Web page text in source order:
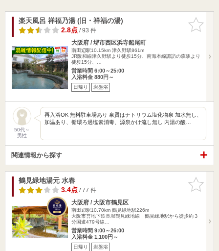
お気に入
りに追加
楽天風呂 祥福乃湯 (旧・祥福の湯)
2.8点/ 93 件
大阪府 / 堺市西区浜寺船尾町
南田辺駅10.15km 津久野駅861m
JR阪和線津久野駅より徒歩15分、南海本線諏訪の森駅より
徒歩15分、…
営業時間 6:00～25:00
入浴料金 880円～
日帰り 岩盤浴
50代～
男性
再入浴OK 無料駐車場あり 泉質はナトリウム塩化物泉 加水無し、
加温あり、循環ろ過塩素消毒、源泉かけ流し無し 内湯の酸…
関連情報から探す
お気に入
りに追加
鶴見緑地湯元 水春
3.4点/ 77 件
大阪府 / 大阪市鶴見区
南田辺駅10.70km 鶴見緑地駅226m
大阪市営地下鉄長堀鶴見緑地線 鶴見緑地駅から徒歩約３
分国道479号線…
営業時間 9:00～26:00
入浴料金 1,100円～
日帰り 岩盤浴